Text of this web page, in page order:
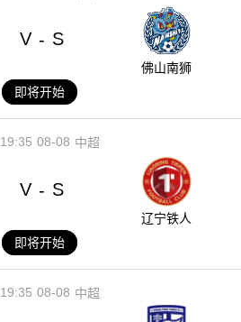
V - S
佛山南狮
即将开始
08-08
19:35 中超
V - S
辽宁铁人
即将开始
08-08
19:35 中超